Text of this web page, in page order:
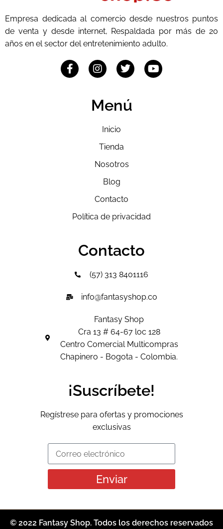
Empresa dedicada al comercio desde nuestros puntos
de venta y desde internet, Respaldada por más de 20
años en el sector del entretenimiento adulto.
Menú
Inicio
Tienda
Nosotros
Blog
Contacto
Política de privacidad
Contacto
(57) 313 8401116
info@fantasyshop.co
Fantasy Shop
Cra 13 # 64-67 loc 128
Centro Comercial Multicompras
Chapinero - Bogota - Colombia.
¡Suscríbete!
Regístrese para ofertas y promociones
exclusivas
Enviar
© 2022 Fantasy Shop. Todos los derechos reservados